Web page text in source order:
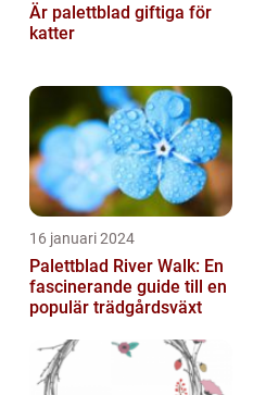
Är palettblad giftiga för
katter
16 januari 2024
Palettblad River Walk: En
fascinerande guide till en
populär trädgårdsväxt